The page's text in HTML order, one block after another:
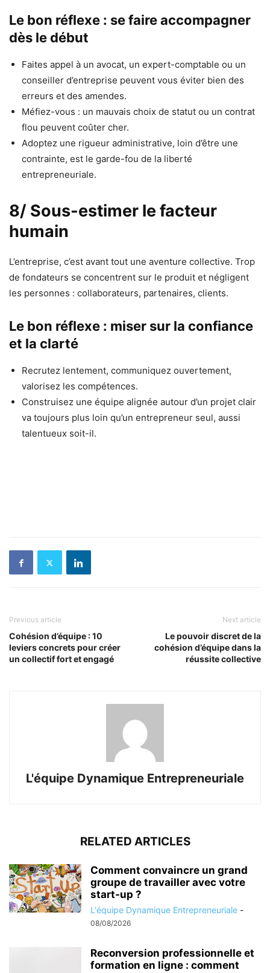
Le bon réflexe : se faire accompagner
dès le début
Faites appel à un avocat, un expert-comptable ou un
conseiller d’entreprise peuvent vous éviter bien des
erreurs et des amendes.
Méfiez-vous : un mauvais choix de statut ou un contrat
flou peuvent coûter cher.
Adoptez une rigueur administrative, loin d’être une
contrainte, est le garde-fou de la liberté
entrepreneuriale.
8/ Sous-estimer le facteur
humain
L’entreprise, c’est avant tout une aventure collective. Trop
de fondateurs se concentrent sur le produit et négligent
les personnes : collaborateurs, partenaires, clients.
Le bon réflexe : miser sur la confiance
et la clarté
Recrutez lentement, communiquez ouvertement,
valorisez les compétences.
Construisez une équipe alignée autour d’un projet clair
va toujours plus loin qu’un entrepreneur seul, aussi
talentueux soit-il.
Previous article
Cohésion d’équipe : 10
leviers concrets pour créer
un collectif fort et engagé
Next article
Le pouvoir discret de la
cohésion d’équipe dans la
réussite collective
L'équipe Dynamique Entrepreneuriale
RELATED ARTICLES
Comment convaincre un grand
groupe de travailler avec votre
start-up ?
L'équipe Dynamique Entrepreneuriale -
08/08/2026
Reconversion professionnelle et
formation en ligne : comment